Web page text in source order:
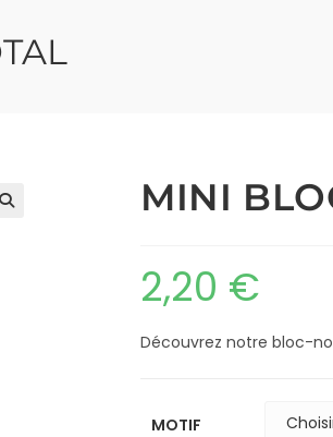
MINI
2,20 €
Découvrez notre bloc-
MOTIF